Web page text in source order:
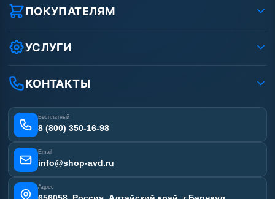
Реквизиты ООО «Шоп АВД»
Условия соглашения
Вакансии
Статьи
ПОКУПАТЕЛЯМ
Как заказать?
Оплата
Лизинг
Получить скидку
УСЛУГИ
Ремонт АВД
Сертификаты
Отзывы наших клиентов
Карта сайта
КОНТАКТЫ
Бесплатный
8 (800) 350-16-98
Email
info@shop-avd.ru
Адрес